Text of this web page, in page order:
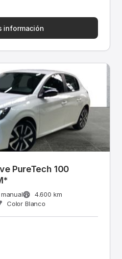
información
PureTech 100
4.600 km
Color Blanco